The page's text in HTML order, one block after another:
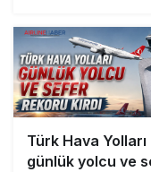
Türk Hava Yolları
günlük yolcu ve